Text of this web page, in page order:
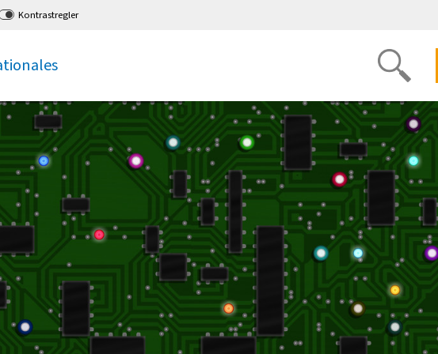
Kontrastregler